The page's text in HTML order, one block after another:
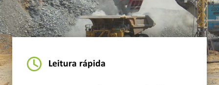
Leitura rápida